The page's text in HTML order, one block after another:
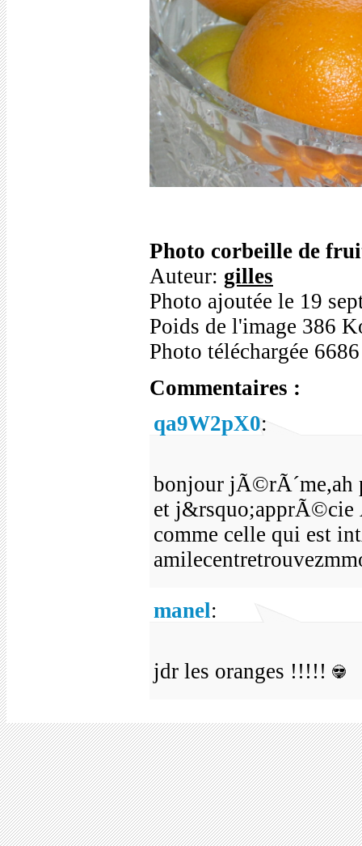
Photo corbeille de
Auteur: gilles
Photo ajoutée le 19
Poids de l'image 386
Photo téléchargée
Commentaires :
qa9W2pX0:
bonjour jÃ©rÃ´me,ah
et j&rsquo;apprÃ©cie
comme celle qui est
manel:
jdr les oranges !!!!!